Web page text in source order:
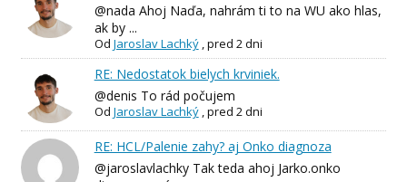
@nada Ahoj Naďa, nahrám ti to na WU ako hlas,
ak by ...
Od Jaroslav Lachký,pred 2 dni
RE: Nedostatok bielych krviniek.
@denis To rád počujem
Od Jaroslav Lachký,pred 2 dni
RE: HCL/Palenie zahy? aj Onko diagnoza
@jaroslavlachky Tak teda ahoj Jarko.onko